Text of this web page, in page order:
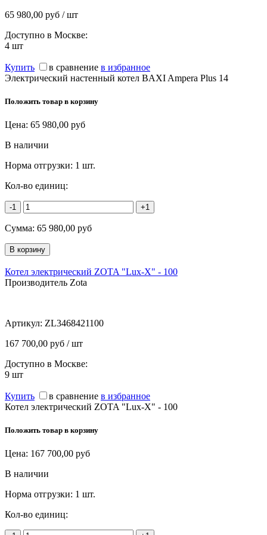
65 980,00 руб / шт
Доступно в Москве:
4 шт
Купить в сравнение в избранное
Электрический настенный котел BAXI Ampera Plus 14
Положить товар в корзину
Цена: 65 980,00 руб
В наличии
Норма отгрузки: 1 шт.
Кол-во единиц:
-1 +1
Сумма: 65 980,00 руб
Котел электрический ZOTA "Lux-X" - 100
Производитель Zota
Артикул: ZL3468421100
167 700,00 руб / шт
Доступно в Москве:
9 шт
Купить в сравнение в избранное
Котел электрический ZOTA "Lux-X" - 100
Положить товар в корзину
Цена: 167 700,00 руб
В наличии
Норма отгрузки: 1 шт.
Кол-во единиц: